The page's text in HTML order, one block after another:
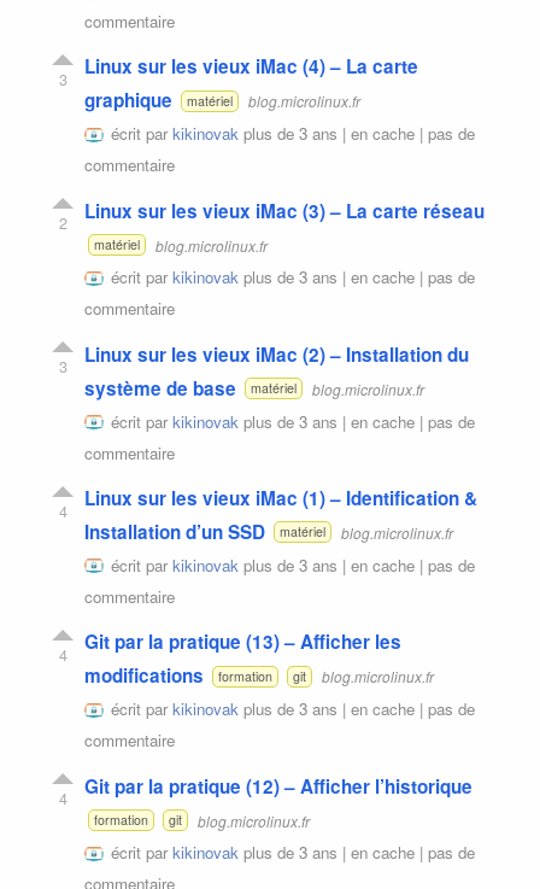
commentaire
3
Linux sur les vieux iMac (4) – La carte
graphique
matériel blog.microlinux.fr
écrit parkikinovak plus de 3 ans | en cache | pas de
commentaire
2 Linux sur les vieux iMac (3) – La carte réseau
matériel blog.microlinux.fr
écrit parkikinovak plus de 3 ans | en cache | pas de
commentaire
3
Linux sur les vieux iMac (2) – Installation du
système de base
matériel blog.microlinux.fr
écrit parkikinovak plus de 3 ans | en cache | pas de
commentaire
4
Linux sur les vieux iMac (1) – Identification &
Installation d’un SSD
matériel blog.microlinux.fr
écrit parkikinovak plus de 3 ans | en cache | pas de
commentaire
4
Git par la pratique (13) – Afficher les
modifications
formation git blog.microlinux.fr
écrit parkikinovak plus de 3 ans | en cache | pas de
commentaire
4 Git par la pratique (12) – Afficher l’historique
formation git blog.microlinux.fr
écrit parkikinovak plus de 3 ans | en cache | pas de
commentaire